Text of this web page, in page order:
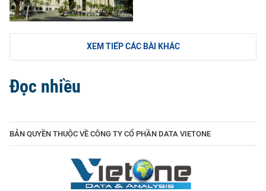
XEM TIẾP CÁC BÀI KHÁC
Đọc nhiều
BẢN QUYỀN THUỘC VỀ CÔNG TY CỔ PHẦN DATA VIETONE